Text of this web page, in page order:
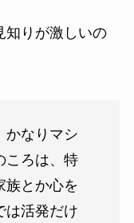
知りが激しいの
かなりマシ
ころは、特
族とか心を
は活発だけ